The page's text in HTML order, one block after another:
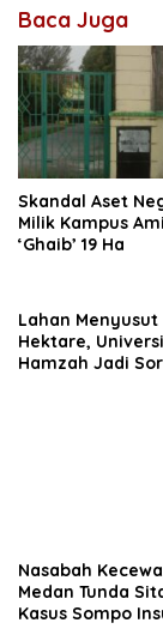
Baca Juga
Skandal Aset
Milik Kampus
‘Ghaib’ 19 Ha
Lahan Menyusut
Hektare,
Hamzah Jadi
Nasabah
Medan Tunda
Kasus Sompo